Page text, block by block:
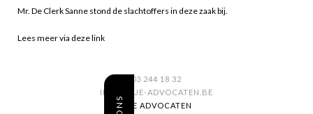
Mr. De Clerk Sanne stond de slachtoffers in deze zaak bij.
Lees meer via deze link
03 244 18 32
INFO@SUE-ADVOCATEN.BE
SUE ADVOCATEN